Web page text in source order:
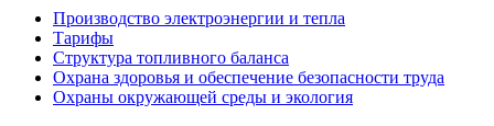
Производство электроэнергии и тепла
Тарифы
Структура топливного баланса
Охрана здоровья и обеспечение безопасности труда
Охраны окружающей среды и экология